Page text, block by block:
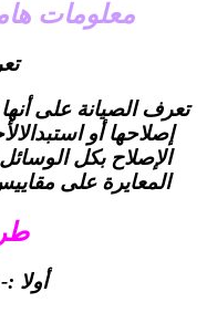
معلومات
تعرف الصيانة على
إصلاحها أو
الإصلاح بكل
المعايرة على
أولا